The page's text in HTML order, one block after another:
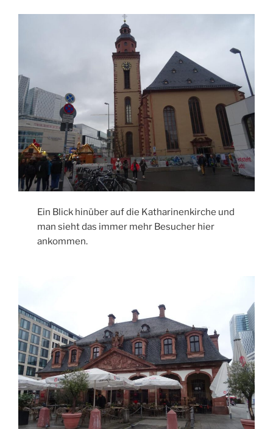
Ein Blick hinüber auf die Katharinenkirche und
man sieht das immer mehr Besucher hier
ankommen.